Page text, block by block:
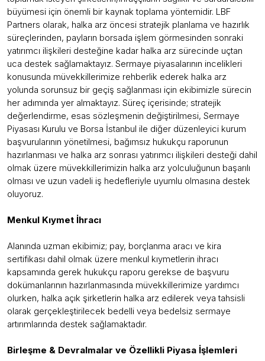
büyümesi için önemli bir kaynak toplama yöntemidir. LBF
Partners olarak, halka arz öncesi stratejik planlama ve hazırlık
süreçlerinden, payların borsada işlem görmesinden sonraki
yatırımcı ilişkileri desteğine kadar halka arz sürecinde uçtan
uca destek sağlamaktayız. Sermaye piyasalarının incelikleri
konusunda müvekkillerimize rehberlik ederek halka arz
yolunda sorunsuz bir geçiş sağlanması için ekibimizle sürecin
her adımında yer almaktayız. Süreç içerisinde; stratejik
değerlendirme, esas sözleşmenin değiştirilmesi, Sermaye
Piyasası Kurulu ve Borsa İstanbul ile diğer düzenleyici kurum
başvurularının yönetilmesi, bağımsız hukukçu raporunun
hazırlanması ve halka arz sonrası yatırımcı ilişkileri desteği dahil
olmak üzere müvekkillerimizin halka arz yolculuğunun başarılı
olması ve uzun vadeli iş hedefleriyle uyumlu olmasına destek
oluyoruz.
Menkul Kıymet İhracı
Alanında uzman ekibimiz; pay, borçlanma aracı ve kira
sertifikası dahil olmak üzere menkul kıymetlerin ihracı
kapsamında gerek hukukçu raporu gerekse de başvuru
dokümanlarının hazırlanmasında müvekkillerimize yardımcı
olurken, halka açık şirketlerin halka arz edilerek veya tahsisli
olarak gerçekleştirilecek bedelli veya bedelsiz sermaye
artırımlarında destek sağlamaktadır.
Birleşme & Devralmalar ve Özellikli Piyasa İşlemleri